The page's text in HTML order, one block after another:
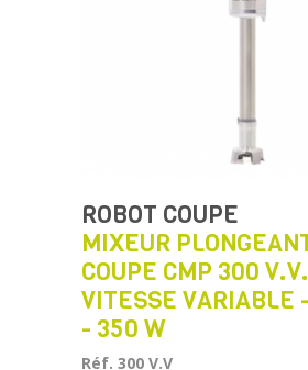
ROBOT COUPE
MIXEUR
COUPE CMP 300
VITESSE VARIABLE
- 350 W
Réf. 300 V.V